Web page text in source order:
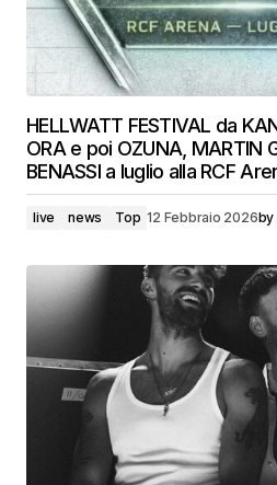
HELLWATT FESTIVAL da
ORA e poi OZUNA, MARTIN
BENASSI a luglio alla RCF
live news Top 12 Febbraio 2026by